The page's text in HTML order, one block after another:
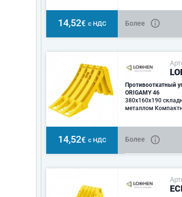
14,52€ с НДС Более
Противооткатный
ORIGAMY 46
380x160x190
металлом
14,52€ с НДС Более